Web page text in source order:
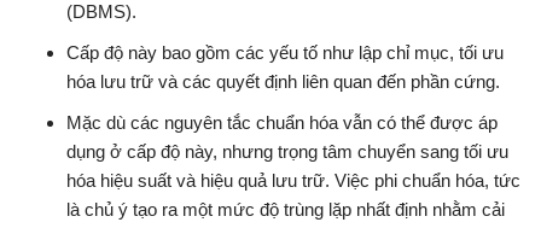
(DBMS).
Cấp độ này bao gồm các yếu tố như lập chỉ mục, tối ưu
hóa lưu trữ và các quyết định liên quan đến phần cứng.
Mặc dù các nguyên tắc chuẩn hóa vẫn có thể được áp
dụng ở cấp độ này, nhưng trọng tâm chuyển sang tối ưu
hóa hiệu suất và hiệu quả lưu trữ. Việc phi chuẩn hóa, tức
là chủ ý tạo ra một mức độ trùng lặp nhất định nhằm cải